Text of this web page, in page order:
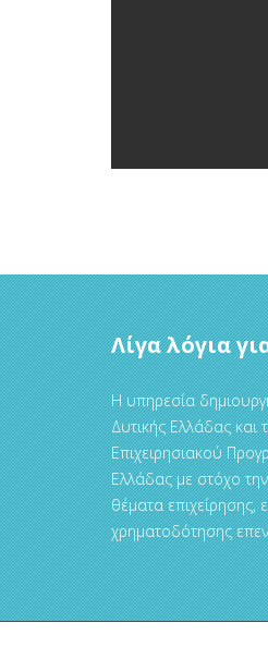
Λίγα λόγια
Η υπηρεσία
Δυτικής Ελλάδας και
Επιχειρησιακού
Ελλάδας με στόχο
θέματα επιχείρησης,
χρηματοδότησης